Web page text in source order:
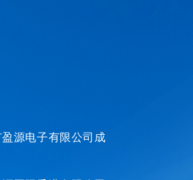
源电子有限公司成